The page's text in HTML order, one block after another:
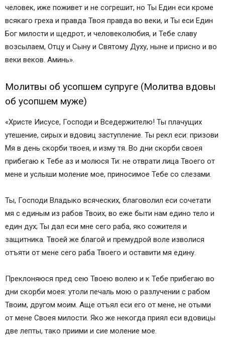
человек, иже поживет и не согрешит, но Ты Един еси кроме
всякаго греха и правда Твоя правда во веки, и Ты еси Един
Бог милости и щедрот, и человеколюбия, и Тебе славу
возсылаем, Отцу и Сыну и Святому Духу, ныне и присно и во
веки веков. Аминь».
Молитвы об усопшем супруге (Молитва вдовы
об усопшем муже)
«Христе Иисусе, Господи и Вседержителю! Ты плачущих
утешение, сирых и вдовиц заступление. Ты рекл еси: призови
Мя в день скорби твоея, и изму тя. Во дни скорби своея
прибегаю к Тебе аз и молюся Ти: не отврати лица Твоего от
мене и услыши моление мое, приносимое Тебе со слезами.
Ты, Господи Владыко всяческих, благоволил еси сочетати
мя с единым из рабов Твоих, во еже быти нам едино тело и
един дух; Ты дал еси мне сего раба, яко сожителя и
защитника. Твоей же благой и премудрой воле изволися
отъяти от мене сего раба Твоего и оставити мя едину.
Преклоняюся пред сею Твоею волею и к Тебе прибегаю во
дни скорби моея: утоли печаль мою о разлучении с рабом
Твоим, другом моим. Аще отъял еси его от мене, не отыми
от мене Своея милости. Яко же некогда приял еси вдовицы
две лепты, тако приими и сие моление мое.